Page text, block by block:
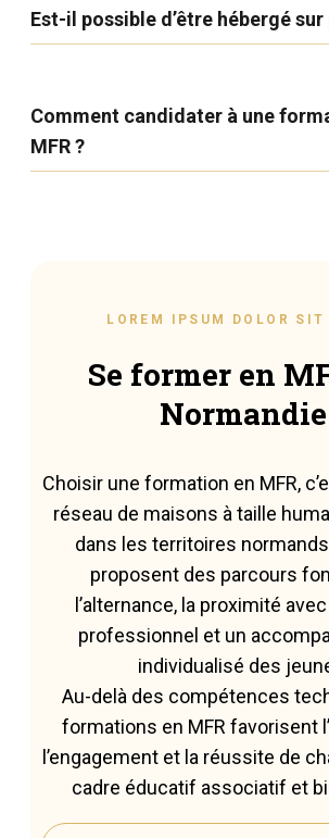
Est-il possible d’être hébergé sur
Comment candidater à une
MFR ?
LOREM IPSUM DOLOR SIT
Se former en
Normandie
Choisir une formation en MFR,
réseau de maisons à taille
dans les territoires
proposent des parcours
l’alternance, la proximité
professionnel et un
individualisé des
Au-delà des compétences
formations en MFR favorisent
l’engagement et la réussite de
cadre éducatif associatif et